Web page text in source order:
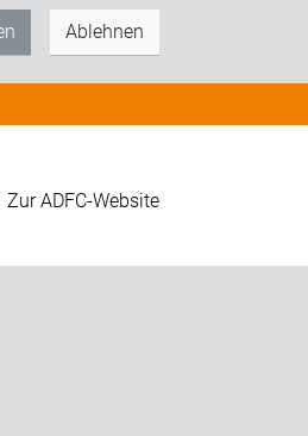
Ablehnen
Zur ADFC-Website